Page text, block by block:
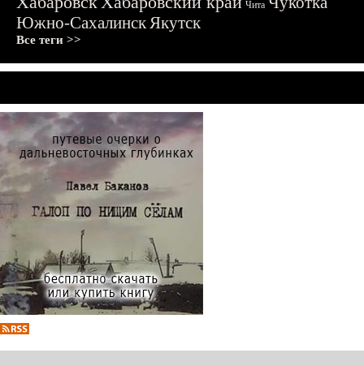
Чита
Южно-СахалинскЯкутск
Все теги >>